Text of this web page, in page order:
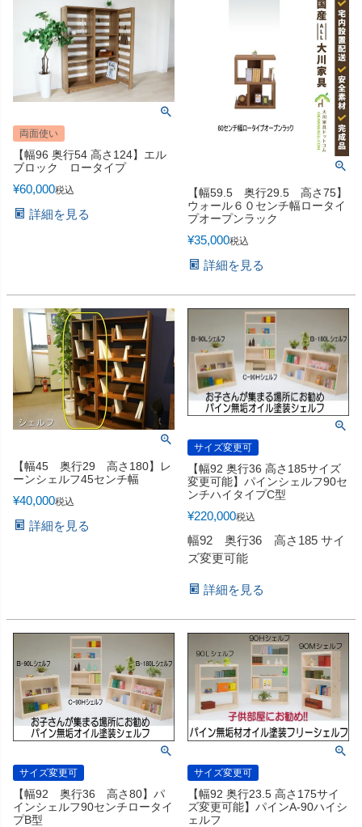
両面使い
【幅96 奥行54 高さ124】エル
ブロック ロータイプ
¥60,000税込
詳細を見る
【幅59.5 奥行29.5 高さ75】
ウォール６０センチ幅ロータイ
プオープンラック
¥35,000税込
詳細を見る
【幅45 奥行29 高さ180】レ
ーンシェルフ45センチ幅
¥40,000税込
詳細を見る
サイズ変更可
【幅92 奥行36 高さ185サイズ
変更可能】パインシェルフ90セ
ンチハイタイプC型
¥220,000税込
幅92 奥行36 高さ185 サイ
ズ変更可能
詳細を見る
サイズ変更可
【幅92 奥行36 高さ80】パ
インシェルフ90センチロータイ
プB型
サイズ変更可
【幅92 奥行23.5 高さ175サイ
ズ変更可能】パインA-90ハイシ
ェルフ